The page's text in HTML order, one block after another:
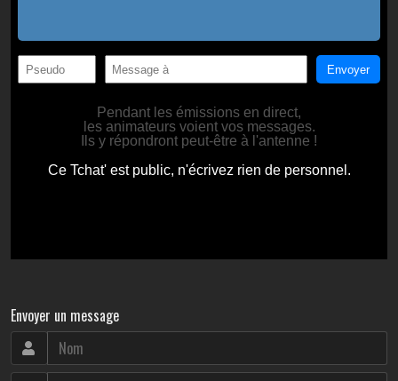
Envoyer un message